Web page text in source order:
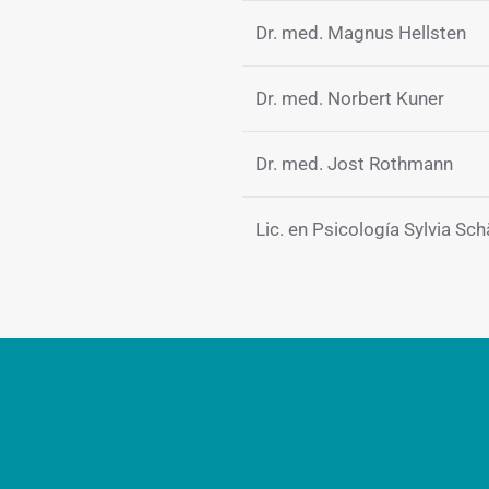
Dr. med. Magnus Hellsten
Dr. med. Norbert Kuner
Dr. med. Jost Rothmann
Lic. en Psicología Sylvia